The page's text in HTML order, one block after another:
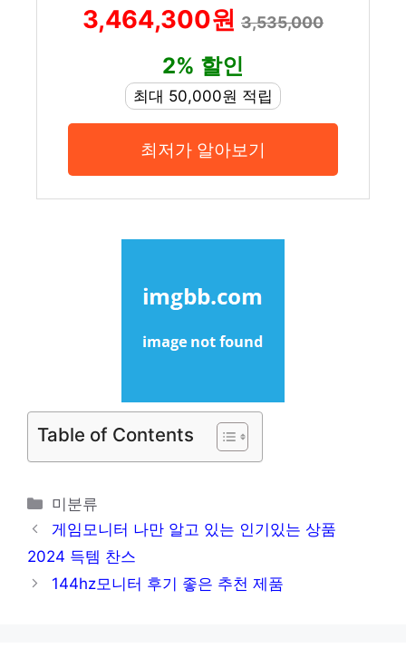
3,464,300원 3,535,000
2% 할인
최대 50,000원 적립
최저가 알아보기
Table of Contents
카
테
고
미분류
게임모니터 나만 알고 있는 인기있는 상품
2024 득템 찬스
144hz모니터 후기 좋은 추천 제품